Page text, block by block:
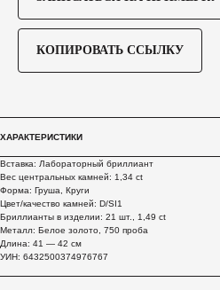
КОПИРОВАТЬ ССЫЛКУ
ХАРАКТЕРИСТИКИ
Вставка: Лабораторный бриллиант
Вес центральных камней: 1,34 ct
Форма: Груша, Круги
Цвет/качество камней: D/SI1
Бриллианты в изделии: 21 шт., 1,49 ct
Металл: Белое золото, 750 проба
Длина: 41 — 42 см
УИН: 6432500374976767